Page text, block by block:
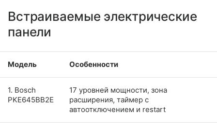
Встраиваемые электрические
панели
Модель Особенности
1. Bosch
PKE645BB2E
17 уровней мощности, зона
расширения, таймер с
автоотключением и restart